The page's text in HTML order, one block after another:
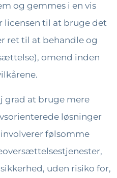
og gemmes i en vis
licensen til at bruge det
ret til at behandle og
omend inden
grad at bruge mere
løsninger
følsomme
uden risiko for,